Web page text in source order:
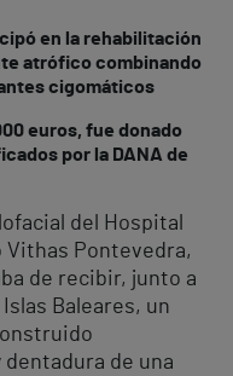
en la rehabilitación
atrófico combinando
cigomáticos
euros, fue donado
por la DANA de
del Hospital
Vithas Pontevedra,
de recibir, junto a
Baleares, un
de una